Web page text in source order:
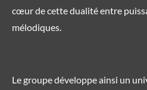
cœur de cette dualité entre
mélodiques.
Le groupe développe ainsi un